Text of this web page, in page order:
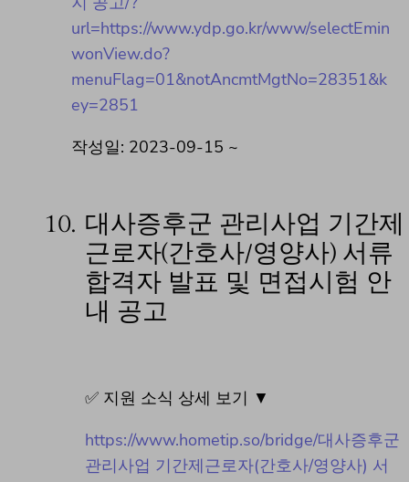
url=https://www.ydp.go.kr/www/selectEmin
wonView.do?
menuFlag=01&notAncmtMgtNo=28351&k
ey=2851
작성일: 2023-09-15 ~
10. 대사증후군 관리사업 기간제
근로자(간호사/영양사) 서류
합격자 발표 및 면접시험 안
내 공고
✅ 지원 소식 상세 보기 ▼
https://www.hometip.so/bridge/대사증후군
관리사업 기간제근로자(간호사/영양사) 서